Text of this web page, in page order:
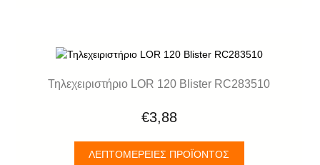
Τηλεχειριστήριο LOR 120 Blister RC283510
€3,88
ΛΕΠΤΟΜΈΡΕΙΕΣ ΠΡΟΪΌΝΤΟΣ